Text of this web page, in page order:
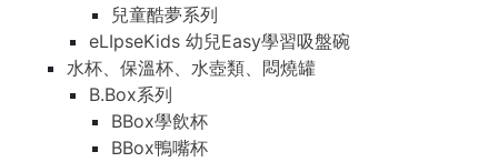
兒童酷夢系列
eLIpseKids 幼兒Easy學習吸盤碗
水杯、保溫杯、水壺類、悶燒罐
B.Box系列
BBox學飲杯
BBox鴨嘴杯